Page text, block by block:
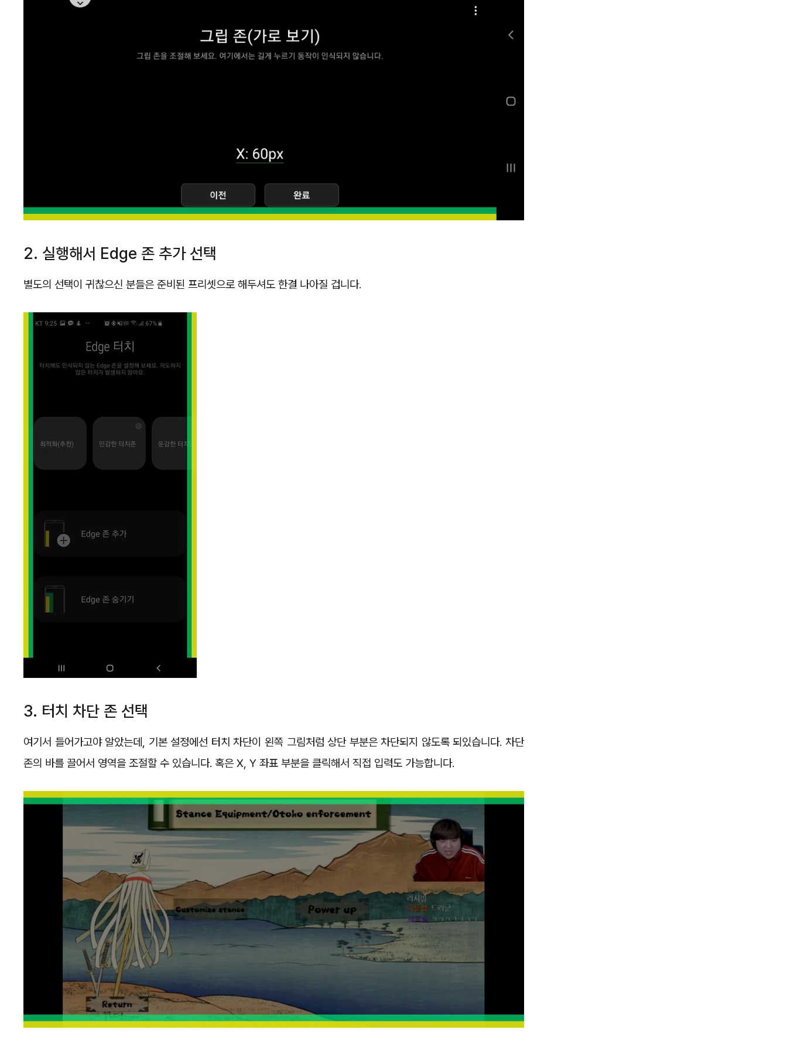
2. 실행해서 Edge 존 추가 선택
별도의 선택이 귀찮으신 분들은 준비된 프리셋으로 해두셔도 한결 나아질 겁니다.
3. 터치 차단 존 선택
여기서 들어가고야 알았는데, 기본 설정에선 터치 차단이 왼쪽 그림처럼 상단 부분은 차단되지 않도록 되있습니다. 차단
존의 바를 끌어서 영역을 조절할 수 있습니다. 혹은 X, Y 좌표 부분을 클릭해서 직접 입력도 가능합니다.